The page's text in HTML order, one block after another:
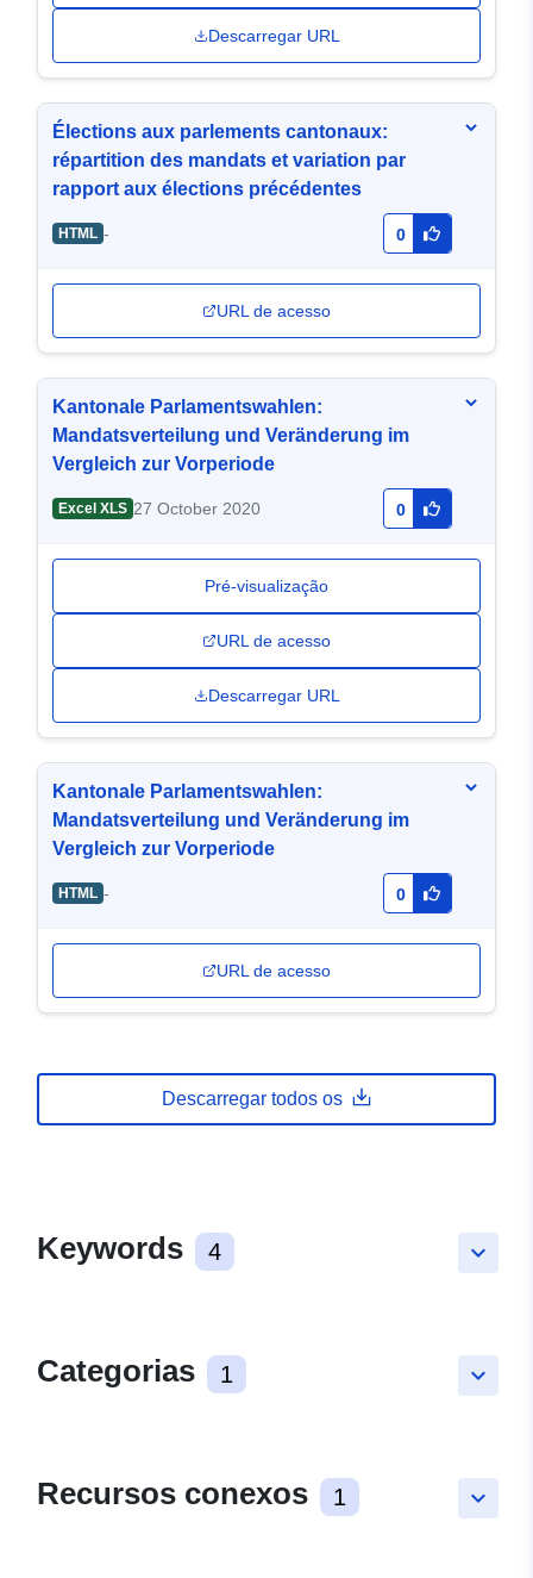
Descarregar URL
Élections aux parlements cantonaux:
répartition des mandats et variation par
rapport aux élections précédentes
HTML - 0
URL de acesso
Kantonale Parlamentswahlen:
Mandatsverteilung und Veränderung im
Vergleich zur Vorperiode
Excel XLS 27 October 2020 0
Pré-visualização
URL de acesso
Descarregar URL
Kantonale Parlamentswahlen:
Mandatsverteilung und Veränderung im
Vergleich zur Vorperiode
HTML - 0
URL de acesso
Descarregar todos os
keyboard_arrow_down
Keywords 4
keyboard_arrow_down
Categorias 1
keyboard_arrow_down
Recursos conexos 1